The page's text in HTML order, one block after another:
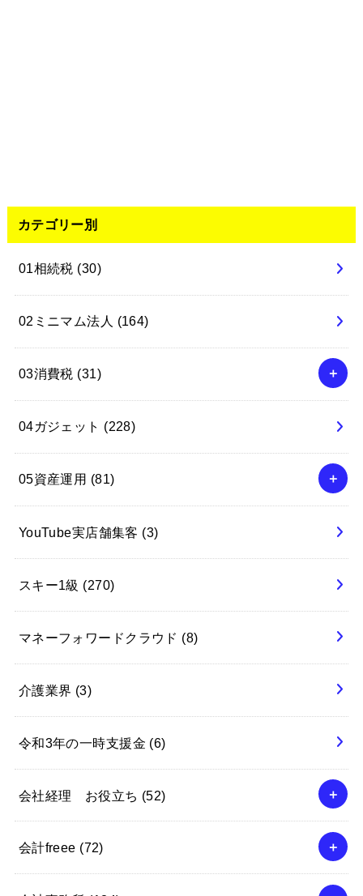
カテゴリー別
01相続税 (30)
02ミニマム法人 (164)
03消費税 (31)
04ガジェット (228)
05資産運用 (81)
YouTube実店舗集客 (3)
スキー1級 (270)
マネーフォワードクラウド (8)
介護業界 (3)
令和3年の一時支援金 (6)
会社経理 お役立ち (52)
会計freee (72)